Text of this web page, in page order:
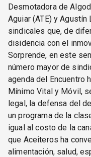
Desmotadora de
Aguiar (ATE) y
sindicales que, de
disidencia con el
Sorprende, en este
número mayor de
agenda del Encuentro
Mínimo Vital y Móvil,
legal, la defensa del
un programa de la
igual al costo de la
que Aceiteros ha
alimentación, salud,